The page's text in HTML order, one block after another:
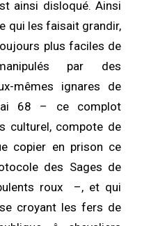
ainsi disloqué. Ainsi
qui les faisait grandir,
plus faciles de
par des
mêmes ignares de
68 – ce complot
culturel, compote de
copier en prison ce
des Sages de
roux –, et qui
croyant les fers de